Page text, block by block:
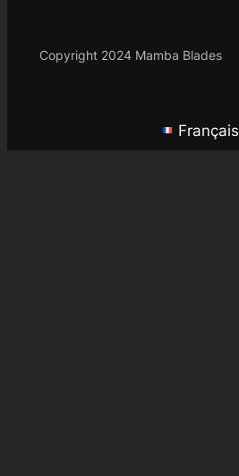
Copyright 2024 Mamba Blades
Français